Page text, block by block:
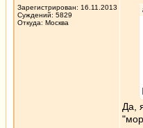
Зарегистрирован: 16.11.2013
Суждений: 5829
Откуда: Москва
Да,